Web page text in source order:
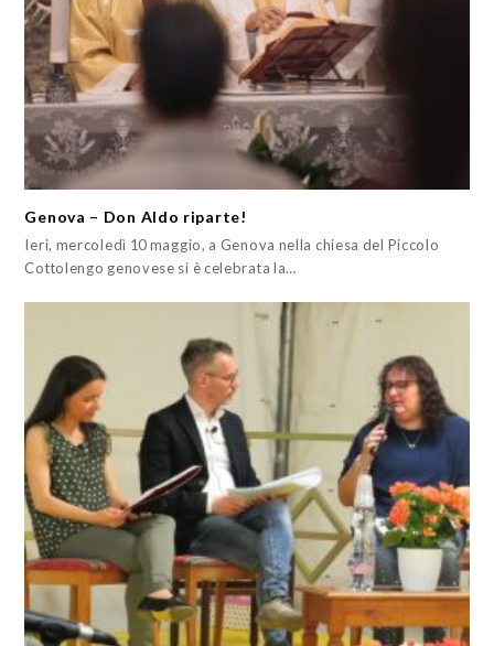
Genova – Don Aldo riparte!
Ieri, mercoledì 10 maggio, a Genova nella chiesa del Piccolo
Cottolengo genovese si è celebrata la…